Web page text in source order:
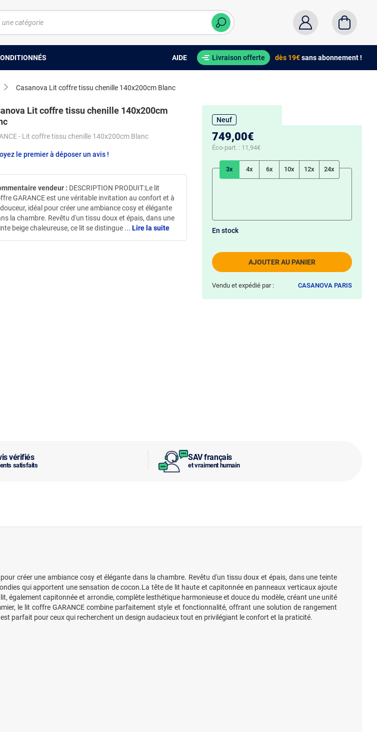
AIDE Livraison offerte dès 19€sans abonnement !
Casanova Lit coffre tissu chenille 140x200cm Blanc
vérifiés
satisfaits
SAV français
et vraiment humain
Lit coffre tissu chenille 140x200cm
- Lit coffre tissu chenille 140x200cm Blanc
le premier à déposer un avis !
vendeur : DESCRIPTION PRODUIT:Le lit
GARANCE est une véritable invitation au confort et à
idéal pour créer une ambiance cosy et élégante
la chambre. Revêtu d'un tissu doux et épais, dans une
beige chaleureuse, ce lit se distingue ... Lire la suite
Neuf
749,00€
Éco-part. : 11,94€
3x 4x 6x 10x 12x 24x
AJOUTER AU PANIER
En stock
Vendu et expédié par : CASANOVA PARIS
créer une ambiance cosy et élégante dans la chambre. Revêtu d'un tissu doux et épais, dans une teinte
qui apportent une sensation de cocon.La tête de lit haute et capitonnée en panneaux verticaux ajoute
également capitonnée et arrondie, complète lesthétique harmonieuse et douce du modèle, créant une unité
le lit coffre GARANCE combine parfaitement style et fonctionnalité, offrant une solution de rangement
parfait pour ceux qui recherchent un design audacieux tout en privilégiant le confort et la praticité.